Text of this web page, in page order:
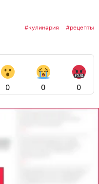
кулинария рецепты
0 0 0